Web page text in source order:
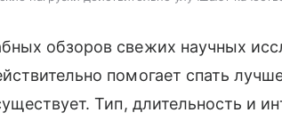
обзоров свежих научных
помогает спать
Тип, длительность и